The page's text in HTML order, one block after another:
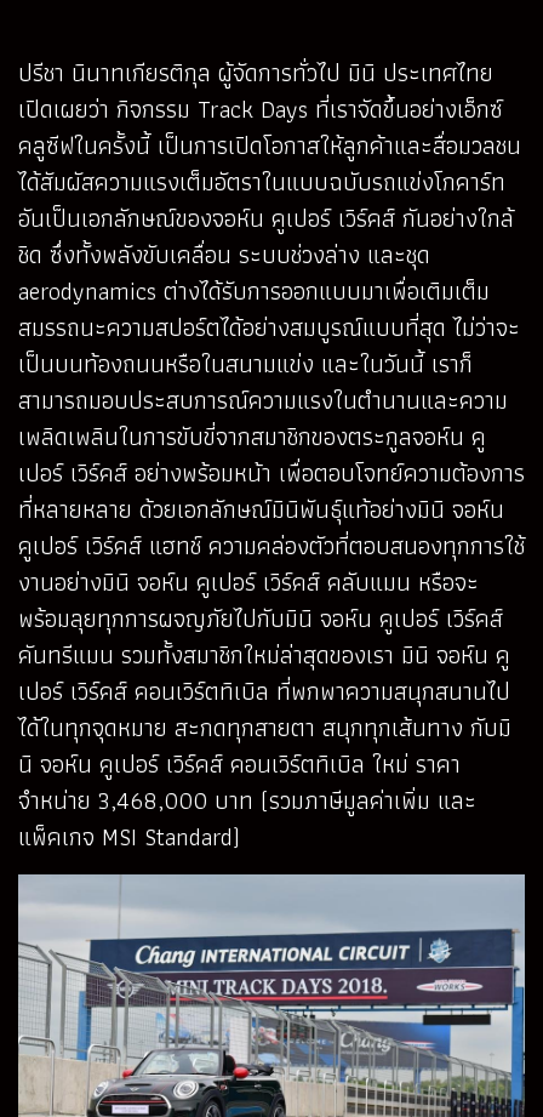
ปรีชา นินาทเกียรติกุล ผู้จัดการทั่วไป มินิ ประเทศไทย
เปิดเผยว่า กิจกรรม Track Days ที่เราจัดขึ้นอย่างเอ็กซ์
คลูซีฟในครั้งนี้ เป็นการเปิดโอกาสให้ลูกค้าและสื่อมวลชน
ได้สัมผัสความแรงเต็มอัตราในแบบฉบับรถแข่งโกคาร์ท
อันเป็นเอกลักษณ์ของจอห์น คูเปอร์ เวิร์คส์ กันอย่างใกล้
ชิด ซึ่งทั้งพลังขับเคลื่อน ระบบช่วงล่าง และชุด
aerodynamics ต่างได้รับการออกแบบมาเพื่อเติมเต็ม
สมรรถนะความสปอร์ตได้อย่างสมบูรณ์แบบที่สุด ไม่ว่าจะ
เป็นบนท้องถนนหรือในสนามแข่ง และในวันนี้ เราก็
สามารถมอบประสบการณ์ความแรงในตำนานและความ
เพลิดเพลินในการขับขี่จากสมาชิกของตระกูลจอห์น คู
เปอร์ เวิร์คส์ อย่างพร้อมหน้า เพื่อตอบโจทย์ความต้องการ
ที่หลายหลาย ด้วยเอกลักษณ์มินิพันธุ์แท้อย่างมินิ จอห์น
คูเปอร์ เวิร์คส์ แฮทช์ ความคล่องตัวที่ตอบสนองทุกการใช้
งานอย่างมินิ จอห์น คูเปอร์ เวิร์คส์ คลับแมน หรือจะ
พร้อมลุยทุกการผจญภัยไปกับมินิ จอห์น คูเปอร์ เวิร์คส์
คันทรีแมน รวมทั้งสมาชิกใหม่ล่าสุดของเรา มินิ จอห์น คู
เปอร์ เวิร์คส์ คอนเวิร์ตทิเบิล ที่พกพาความสนุกสนานไป
ได้ในทุกจุดหมาย สะกดทุกสายตา สนุกทุกเส้นทาง กับมิ
นิ จอห์น คูเปอร์ เวิร์คส์ คอนเวิร์ตทิเบิล ใหม่ ราคา
จำหน่าย 3,468,000 บาท (รวมภาษีมูลค่าเพิ่ม และ
แพ็คเกจ MSI Standard)